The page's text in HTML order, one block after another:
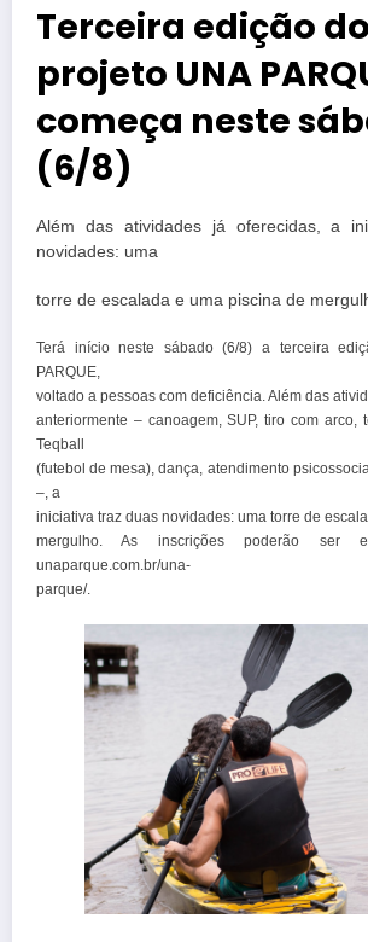
Terceira edição do
projeto UNA
começa neste
(6/8)
Além das atividades já oferecidas, a
novidades: uma
torre de escalada e uma piscina de
Terá início neste sábado (6/8) a terceira
PARQUE,
voltado a pessoas com deficiência. Além das
anteriormente – canoagem, SUP, tiro com arco,
Teqball
(futebol de mesa), dança, atendimento
–, a
iniciativa traz duas novidades: uma torre de
mergulho. As inscrições poderão ser
unaparque.com.br/una-
parque/.